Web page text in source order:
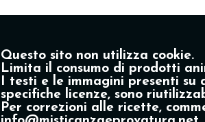
Questo sito non utilizza cookie.
Limita il consumo di prodotti
I testi e le immagini presenti su
specifiche licenze, sono
Per correzioni alle ricette,